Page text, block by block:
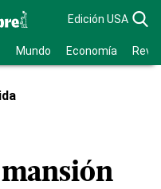
Edición USA
Mundo Economía